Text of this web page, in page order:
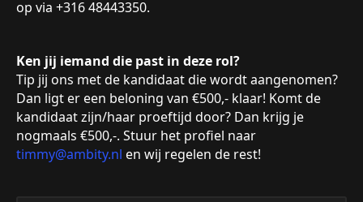
op via +316 48443350.
Ken jij iemand die past in deze rol?
Tip jij ons met de kandidaat die wordt aangenomen?
Dan ligt er een beloning van €500,- klaar! Komt de
kandidaat zijn/haar proeftijd door? Dan krijg je
nogmaals €500,-. Stuur het profiel naar
timmy@ambity.nl en wij regelen de rest!